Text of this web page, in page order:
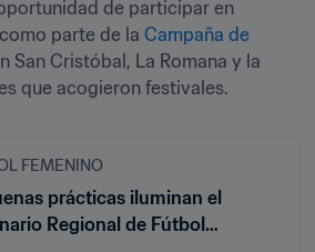
de participar en
parte de la Campaña de
San Cristóbal, La Romana y la
que acogieron festivales.
FEMENINO
prácticas iluminan el
Regional de Fútbol